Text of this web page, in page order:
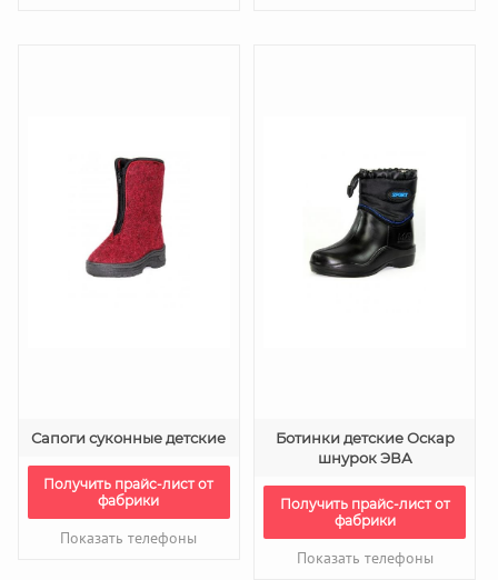
Сапоги суконные детские
Получить прайс-лист от
фабрики
Показать телефоны
Ботинки детские Оскар
шнурок ЭВА
Получить прайс-лист от
фабрики
Показать телефоны